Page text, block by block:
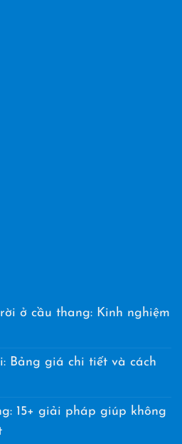
ở cầu thang: Kinh nghiệm
Bảng giá chi tiết và cách
15+ giải pháp giúp không